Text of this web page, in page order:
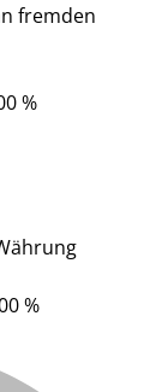
fremden
%
%